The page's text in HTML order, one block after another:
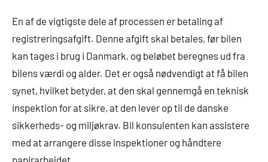
En af de vigtigste dele af processen er betaling af
registreringsafgift. Denne afgift skal betales, før bilen
kan tages i brug i Danmark, og beløbet beregnes ud fra
bilens værdi og alder. Det er også nødvendigt at få bilen
synet, hvilket betyder, at den skal gennemgå en teknisk
inspektion for at sikre, at den lever op til de danske
sikkerheds- og miljøkrav. Bil konsulenten kan assistere
med at arrangere disse inspektioner og håndtere